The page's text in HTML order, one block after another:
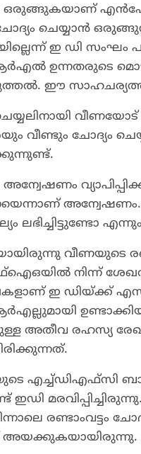
ഒരുങ്ങുകയാണ്
ചെയ്യാൻ
ഇ ഡി സംഘം
ഉന്നതരുടെ
ഈ
വീണ്ടും ചോദ്യം
അന്വേഷണം.
ലഭിച്ചിട്ടുണ്ടോ
വീണയുടെ
നിന്ന്
ഇ ഡിയ്ക്ക്
അതീവ രഹസ്യ
എച്ച്ഡിഎഫ്‌സി
ഇഡി
രണ്ടാംവട്ടം